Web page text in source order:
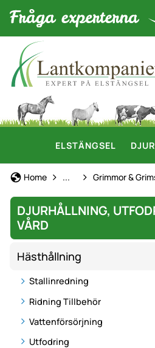
ELSTÄNGSEL
Home Hästhållning
... Grimmor &
DJURHÅLLNING,
VÅRD
Hästhållning
Stallinredning
Ridning Tillbehör
Vattenförsörjning
Utfodring